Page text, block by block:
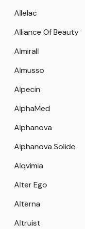
Allelac
Alliance Of Beauty
Almirall
Almusso
Alpecin
AlphaMed
Alphanova
Alphanova Solide
Alqvimia
Alter Ego
Alterna
Altruist